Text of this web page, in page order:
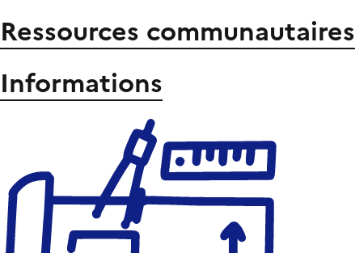
Ressources communautaires
Informations